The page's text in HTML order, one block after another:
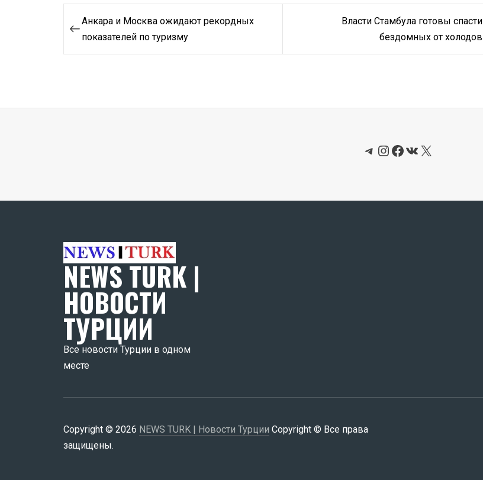
Навигация
Анкара и Москва ожидают рекордных
показателей по туризму
Власти Стамбула готовы спасти
бездомных от холодов
Telegram
Instagram
Facebook
ВКонтакте
X
NEWS TURK |
НОВОСТИ
ТУРЦИИ
Все новости Турции в одном
месте
Copyright © 2026 NEWS TURK | Новости Турции Copyright © Все права
защищены.